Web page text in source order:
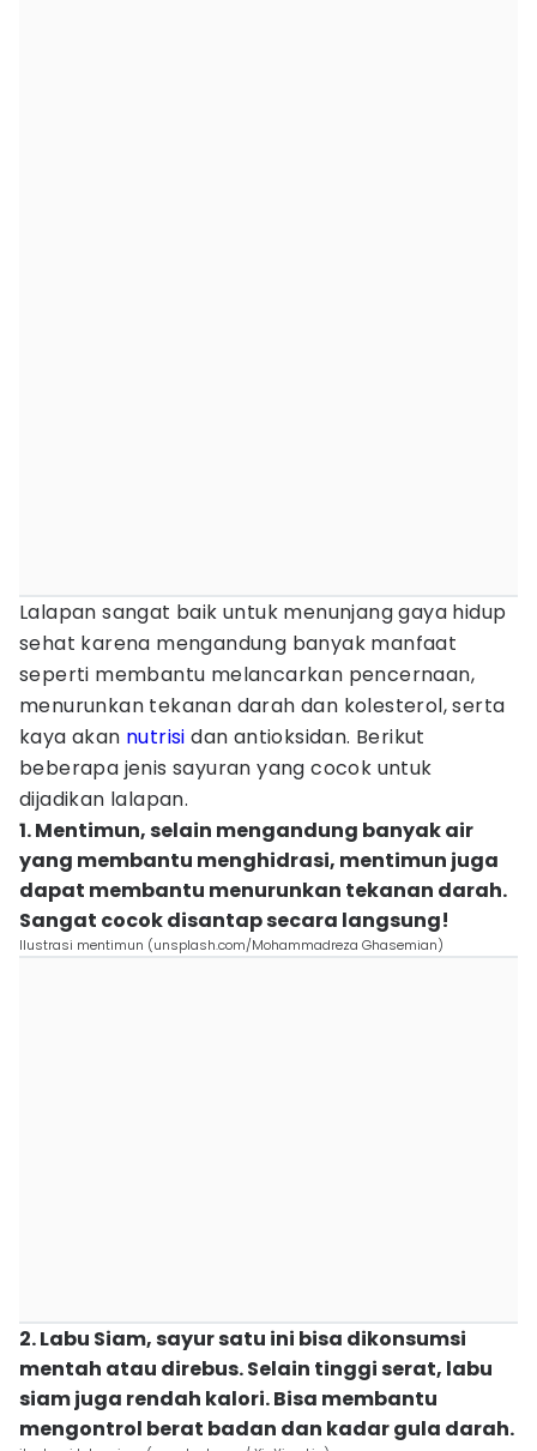
Lalapan sangat baik untuk menunjang gaya hidup
sehat karena mengandung banyak manfaat
seperti membantu melancarkan pencernaan,
menurunkan tekanan darah dan kolesterol, serta
kaya akan nutrisi dan antioksidan. Berikut
beberapa jenis sayuran yang cocok untuk
dijadikan lalapan.
1. Mentimun, selain mengandung banyak air
yang membantu menghidrasi, mentimun juga
dapat membantu menurunkan tekanan darah.
Sangat cocok disantap secara langsung!
Ilustrasi mentimun (unsplash.com/Mohammadreza Ghasemian)
2. Labu Siam, sayur satu ini bisa dikonsumsi
mentah atau direbus. Selain tinggi serat, labu
siam juga rendah kalori. Bisa membantu
mengontrol berat badan dan kadar gula darah.